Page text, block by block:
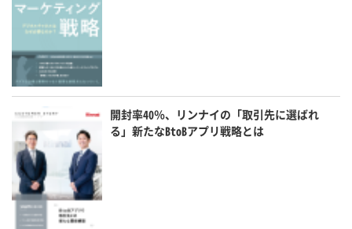
開封率40％、リンナイの「取引先に選ばれ
る」新たなBtoBアプリ戦略とは